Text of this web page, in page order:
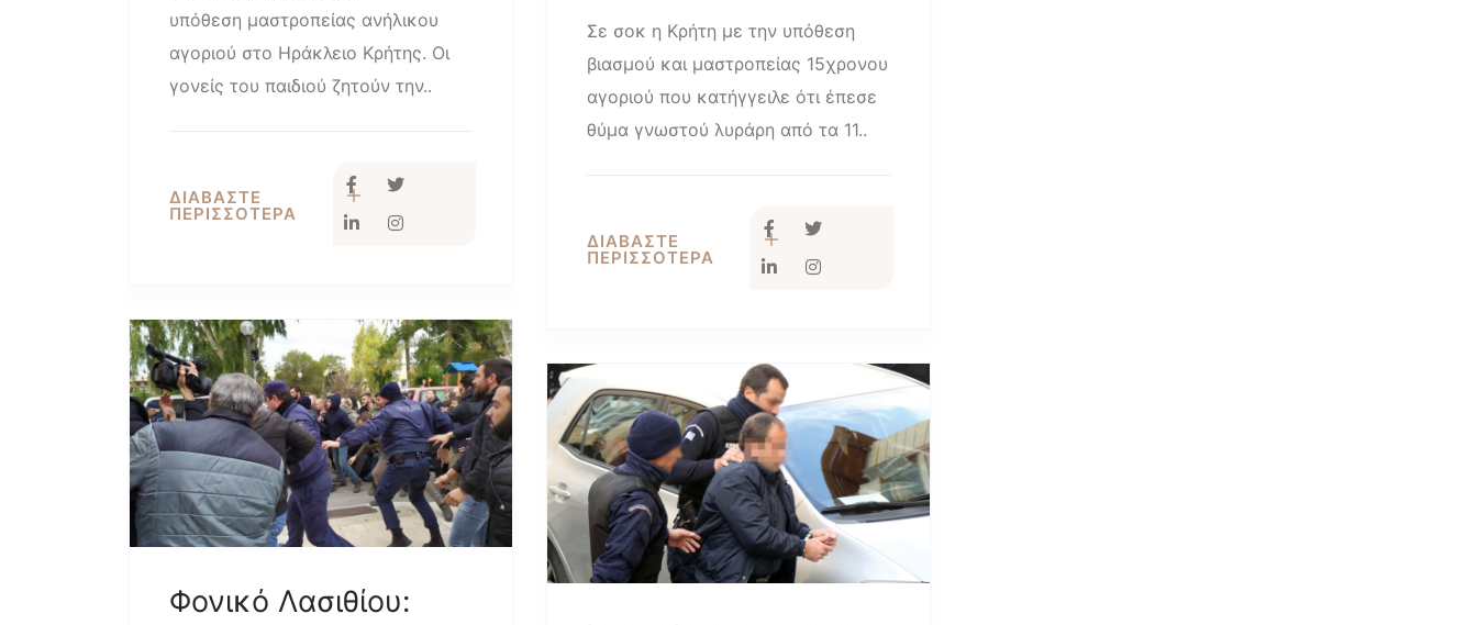
υπόθεση μαστροπείας ανήλικου
αγοριού στο Ηράκλειο Κρήτης. Οι
γονείς του παιδιού ζητούν την..
ΔΙΑΒΑΣΤΕ
ΠΕΡΙΣΣΟΤΕΡΑ
Σε σοκ η Κρήτη με την υπόθεση
βιασμού και μαστροπείας 15χρονου
αγοριού που κατήγγειλε ότι έπεσε
θύμα γνωστού λυράρη από τα 11..
ΔΙΑΒΑΣΤΕ
ΠΕΡΙΣΣΟΤΕΡΑ
Φονικό Λασιθίου: